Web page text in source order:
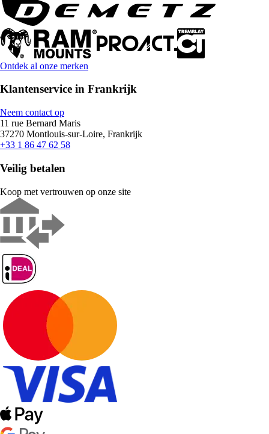
Ontdek al onze merken
Klantenservice in Frankrijk
Neem contact op
11 rue Bernard Maris
37270 Montlouis-sur-Loire, Frankrijk
+33 1 86 47 62 58
Veilig betalen
Koop met vertrouwen op onze site